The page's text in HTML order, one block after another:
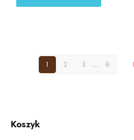
1 2 3 ... 6
Koszyk